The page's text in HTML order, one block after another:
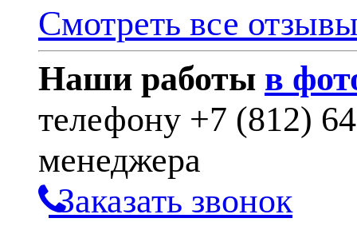
Смотреть все
Наши работы в
телефону +7 (812)
менеджера
Заказать звонок